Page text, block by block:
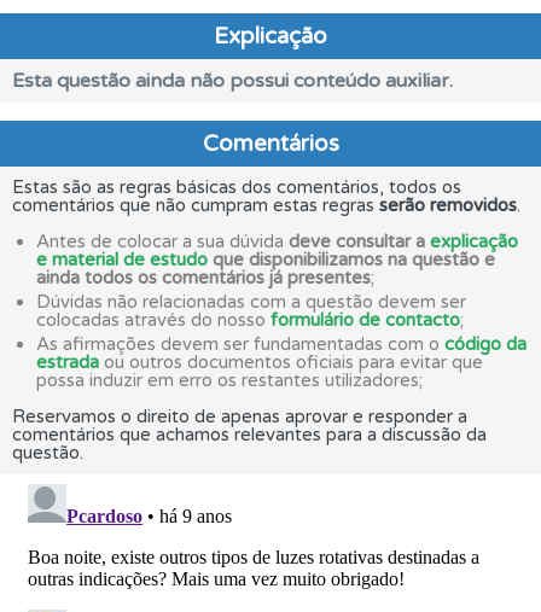
Explicação
Esta questão ainda não possui conteúdo auxiliar.
Comentários
Estas são as regras básicas dos comentários, todos os
comentários que não cumpram estas regras serão removidos.
Antes de colocar a sua dúvida deve consultar a explicação
e material de estudo que disponibilizamos na questão e
ainda todos os comentários já presentes;
Dúvidas não relacionadas com a questão devem ser
colocadas através do nosso formulário de contacto;
As afirmações devem ser fundamentadas com o código da
estrada ou outros documentos oficiais para evitar que
possa induzir em erro os restantes utilizadores;
Reservamos o direito de apenas aprovar e responder a
comentários que achamos relevantes para a discussão da
questão.